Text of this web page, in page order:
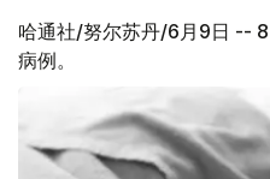
哈通社/努尔苏丹/6月9日 --
病例。